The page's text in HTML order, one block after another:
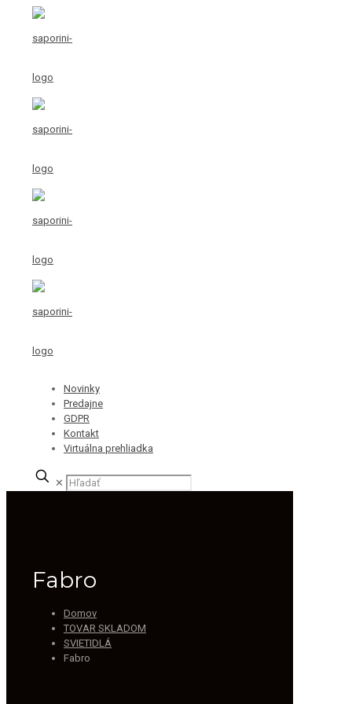
Novinky
Predajne
GDPR
Kontakt
Virtuálna prehliadka
✕
Fabro
Domov
TOVAR SKLADOM
SVIETIDLÁ
Fabro